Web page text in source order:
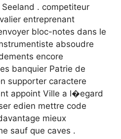
. competiteur
entreprenant
bloc-notes dans le
absoudre
encore
banquier Patrie de
supporter caractere
appoint Ville a l�egard
edien mettre code
mieux
sauf que caves .